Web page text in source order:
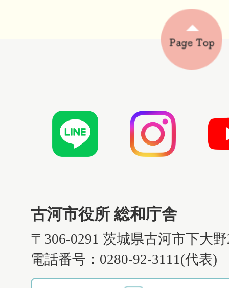
古河市役所 総和庁舎
〒306-0291 茨城県古河市下大
電話番号：0280-92-3111(代表)